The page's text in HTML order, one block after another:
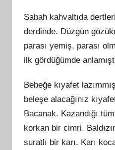
Sabah kahvaltıda
derdinde. Düzgün
parası yemiş, parası
ilk gördüğümde
Bebeğe kıyafet
beleşe alacağınız
Bacanak. Kazandığı
korkan bir cimri.
suratlı bir karı. Karı